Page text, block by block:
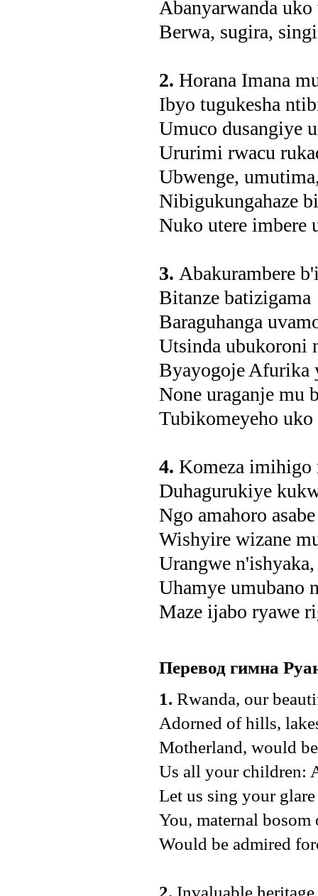
Abanyarwanda
Berwa, sugira,
2. Horana Imana
Ibyo tugukesha
Umuco dusangiye
Ururimi rwacu
Ubwenge,
Nibigukungahaze
Nuko utere imbere
3. Abakurambere
Bitanze batizigama
Baraguhanga
Utsinda ubukoroni
Byayogoje Afurika
None uraganje mu
Tubikomeyeho
4. Komeza imihigo
Duhagurukiye
Ngo amahoro
Wishyire wizane
Urangwe
Uhamye umubano
Maze ijabo ryawe
Перевод гимна
1. Rwanda, our
Adorned of hills,
Motherland, would
Us all your children:
Let us sing your
You, maternal bosom
Would be admired
2. Invaluable